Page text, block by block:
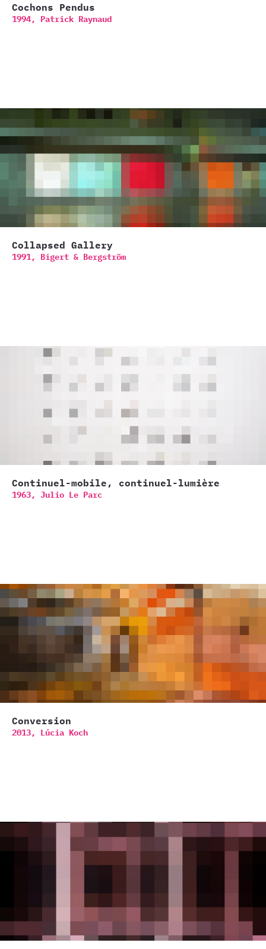
Cochons Pendus
1994, Patrick Raynaud
Collapsed Gallery
1991, Bigert & Bergström
Continuel-mobile, continuel-lumière
1963, Julio Le Parc
Conversion
2013, Lúcia Koch